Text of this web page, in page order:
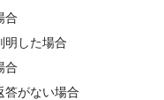
合
明した場合
合
答がない場合